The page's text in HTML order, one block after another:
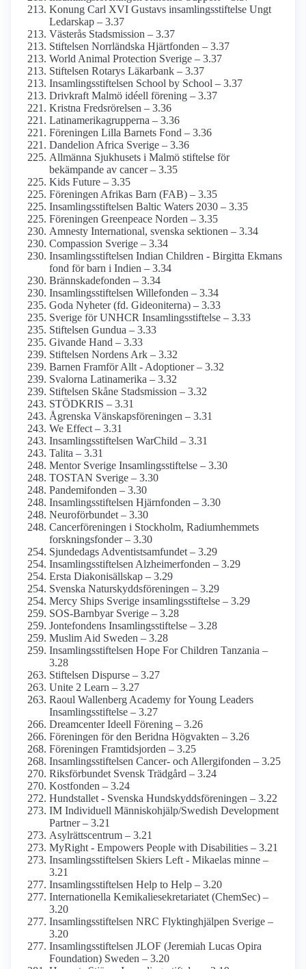
Konung Carl XVI Gustavs insamlings­stiftelse Ungt
Ledarskap – 3.37
Västerås Stadsmission – 3.37
Stiftelsen Norrländska Hjärtfonden – 3.37
World Animal Protection Sverige – 3.37
Stiftelsen Rotarys Läkarbank – 3.37
Insamlings­stiftelsen School by School – 3.37
Drivkraft Malmö idéell förening – 3.37
Kristna Fredsrörelsen – 3.36
Latinamerika­grupperna – 3.36
Föreningen Lilla Barnets Fond – 3.36
Dandelion Africa Sverige – 3.36
Allmänna Sjukhusets i Malmö stiftelse för
bekämpande av cancer – 3.35
Kids Future – 3.35
Föreningen Afrikas Barn (FAB) – 3.35
Insamlingsstiftelsen Baltic Waters 2030 – 3.35
Föreningen Greenpeace Norden – 3.35
Amnesty International, svenska sektionen – 3.34
Compassion Sverige – 3.34
Insamlings­stiftelsen Indian Children - Birgitta Ekmans
fond för barn i Indien – 3.34
Brännskadefonden – 3.34
Insamlings­stiftelsen Willefonden – 3.34
Goda Nyheter (fd. Gideoniterna) – 3.33
Sverige för UNHCR Insamlings­stiftelse – 3.33
Stiftelsen Gundua – 3.33
Givande Hand – 3.33
Stiftelsen Nordens Ark – 3.32
Barnen Framför Allt - Adoptioner – 3.32
Svalorna Latinamerika – 3.32
Stiftelsen Skåne Stadsmission – 3.32
STÖDKRIS – 3.31
Ågrenska Vänskapsföreningen – 3.31
We Effect – 3.31
Insamlings­stiftelsen WarChild – 3.31
Talita – 3.31
Mentor Sverige Insamlings­stiftelse – 3.30
TOSTAN Sverige – 3.30
Pandemifonden – 3.30
Insamlings­stiftelsen Hjärnfonden – 3.30
Neuro­förbundet – 3.30
Cancer­föreningen i Stockholm, Radium­hemmets
forsknings­fonder – 3.30
Sjundedags Adventist­samfundet – 3.29
Insamlings­stiftelsen Alzheimer­fonden – 3.29
Ersta Diakonisällskap – 3.29
Svenska Naturskydds­föreningen – 3.29
Mercy Ships Sverige insamlings­stiftelse – 3.29
SOS-Barnbyar Sverige – 3.28
Jontefondens Insamlings­stiftelse – 3.28
Muslim Aid Sweden – 3.28
Insamlings­stiftelsen Hope For Children Tanzania –
3.28
Stiftelsen Dispurse – 3.27
Unite 2 Learn – 3.27
Raoul Wallenberg Academy for Young Leaders
Insamlings­stiftelse – 3.27
Dreamcenter Ideell Förening – 3.26
Föreningen för den Beridna Högvakten – 3.26
Föreningen Framtidsjorden – 3.25
Insamlings­stiftelsen Cancer- och Allergifonden – 3.25
Riksförbundet Svensk Trädgård – 3.24
Kostfonden – 3.24
Hundstallet - Svenska Hundskydds­föreningen – 3.22
IM Individuell Människohjälp/­Swedish Development
Partner – 3.21
Asylrättscentrum – 3.21
MyRight - Empowers People with Disabilities – 3.21
Insamlings­stiftelsen Skiers Left - Mikaelas minne –
3.21
Insamlings­stiftelsen Help to Help – 3.20
Internationella Kemikalie­sekretariatet (ChemSec) –
3.20
Insamlings­stiftelsen NRC Flyktinghjälpen Sverige –
3.20
Insamlings­stiftelsen JLOF (Jeremiah Lucas Opira
Foundation) Sweden – 3.20